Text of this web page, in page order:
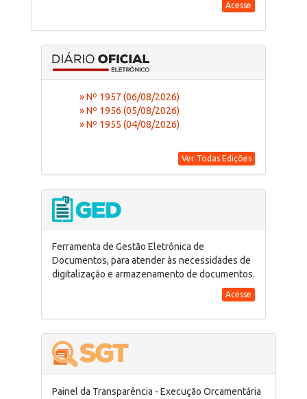
Acesse
» Nº 1957 (06/08/2026)
» Nº 1956 (05/08/2026)
» Nº 1955 (04/08/2026)
Ver Todas Edições
Ferramenta de Gestão Eletrônica de
Documentos, para atender às necessidades de
digitalização e armazenamento de documentos.
Acesse
Painel da Transparência - Execução Orcamentária